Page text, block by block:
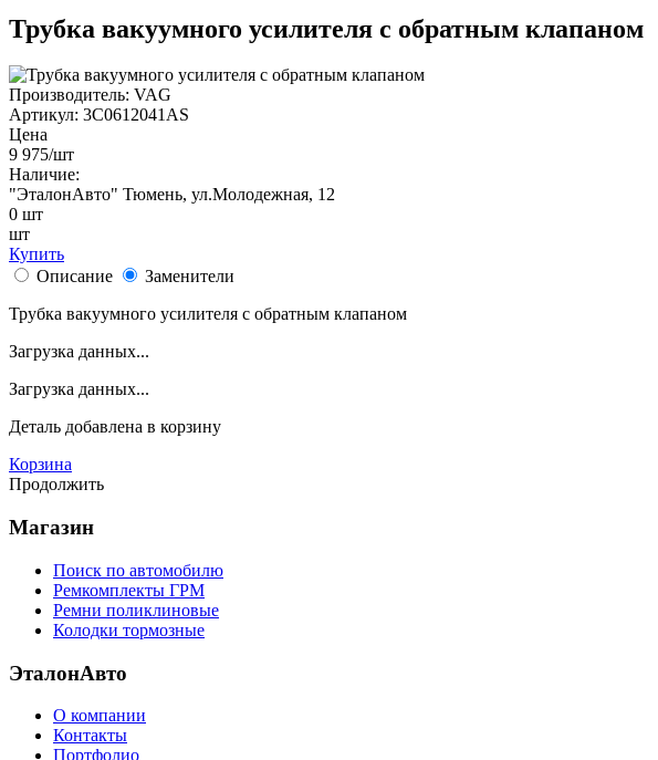
Трубка вакуумного усилителя с обратным клапаном
Производитель: VAG
Артикул: 3C0612041AS
Цена
9 975/шт
Наличие:
"ЭталонАвто" Тюмень, ул.Молодежная, 12
0 шт
шт
Купить
Описание
Заменители
Трубка вакуумного усилителя с обратным клапаном
Загрузка данных...
Загрузка данных...
Деталь добавлена в корзину
Корзина
Продолжить
Магазин
Поиск по автомобилю
Ремкомплекты ГРМ
Ремни поликлиновые
Колодки тормозные
ЭталонАвто
О компании
Контакты
Портфолио